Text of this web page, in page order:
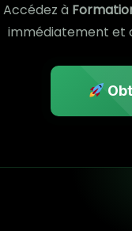
Accédez à
immédiatement et